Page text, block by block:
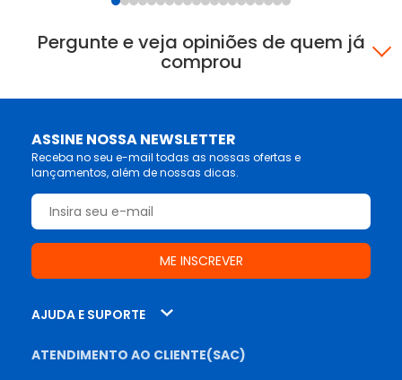
Pergunte e veja opiniões de quem já
comprou
ASSINE NOSSA NEWSLETTER
Receba no seu e-mail todas as nossas ofertas e
lançamentos, além de nossas dicas.
AJUDA E SUPORTE
ATENDIMENTO AO CLIENTE(SAC)